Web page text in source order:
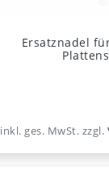
Ersatznadel
inkl. ges. MwSt. zzgl.